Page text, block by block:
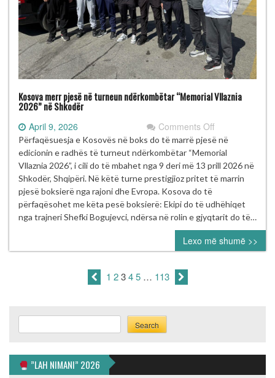
Kosova merr pjesë në turneun ndërkombëtar “Memorial Vllaznia
2026” në Shkodër
April 9, 2026 Comments Offon
Kosova
merr
pjesë
në
ndërkombëtar
“Memorial
Vllaznia
2026”
në
Përfaqësuesja e Kosovës në boks do të marrë pjesë në
edicionin e radhës të turneut ndërkombëtar “Memorial
Vllaznia 2026”, i cili do të mbahet nga 9 deri më 13 prill 2026 në
Shkodër, Shqipëri. Në këtë turne prestigjioz pritet të marrin
pjesë boksierë nga rajoni dhe Evropa. Kosova do të
përfaqësohet me këta pesë boksierë: Ekipi do të udhëhiqet
nga trajneri Shefki Bogujevci, ndërsa në rolin e gjyqtarit do të…
Lexo më shumë >>
1 2 3 4 5 … 113
Search
”LAH NIMANI” 2026